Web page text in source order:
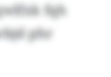
fqh
phr